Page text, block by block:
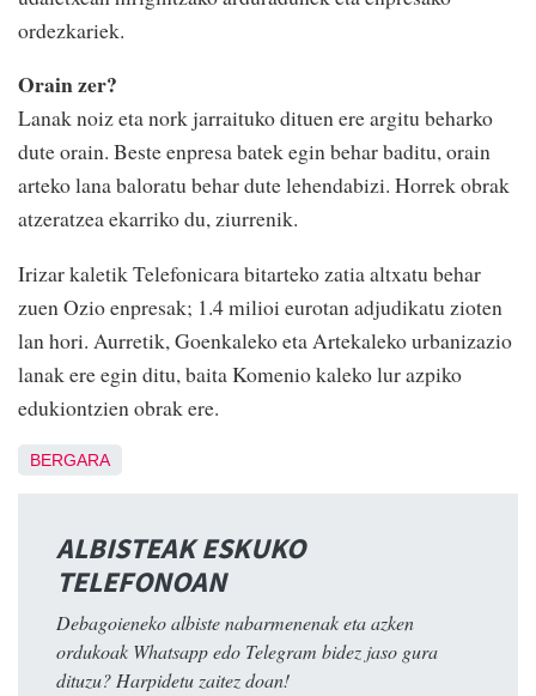
ordezkariek.
Orain zer?
Lanak noiz eta nork jarraituko dituen ere argitu beharko
dute orain. Beste enpresa batek egin behar baditu, orain
arteko lana baloratu behar dute lehendabizi. Horrek obrak
atzeratzea ekarriko du, ziurrenik.
Irizar kaletik Telefonicara bitarteko zatia altxatu behar
zuen Ozio enpresak; 1.4 milioi eurotan adjudikatu zioten
lan hori. Aurretik, Goenkaleko eta Artekaleko urbanizazio
lanak ere egin ditu, baita Komenio kaleko lur azpiko
edukiontzien obrak ere.
BERGARA
ALBISTEAK ESKUKO
TELEFONOAN
Debagoieneko albiste nabarmenenak eta azken
ordukoak Whatsapp edo Telegram bidez jaso gura
dituzu? Harpidetu zaitez doan!